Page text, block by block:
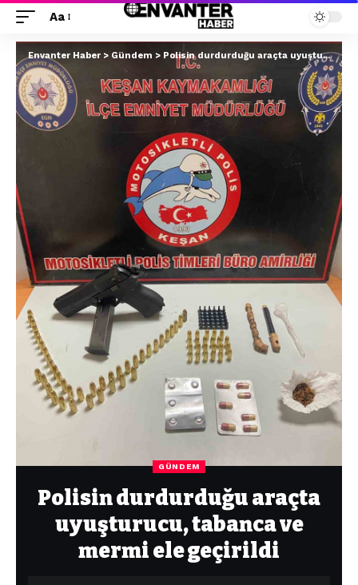
Aa
Envanter Haber > Gündem > Polisin durdurduğu araçta uyuşturucu, tabanca ve mermi ele geçirildi
GÜNDEM
Polisin durdurduğu araçta
uyuşturucu, tabanca ve
mermi ele geçirildi